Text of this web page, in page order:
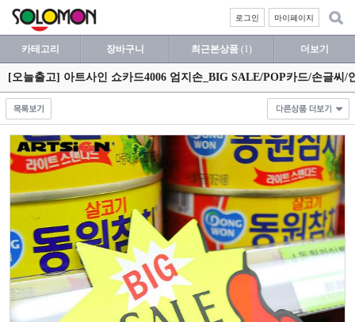
마이페이지
로그인
카테고리 장바구니 최근본상품 (1) 더보기
[오늘출고] 아트사인 쇼카드4006 엄지손_BIG SALE/POP카드/손글씨/